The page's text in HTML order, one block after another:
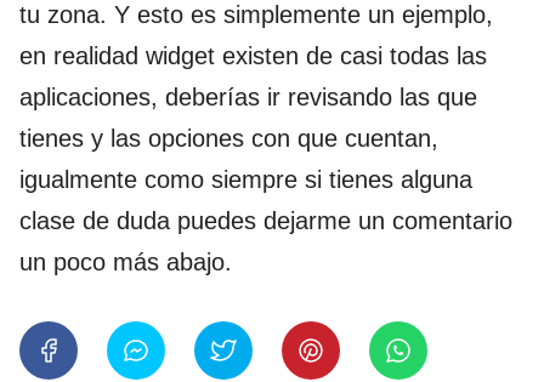
tu zona. Y esto es simplemente un ejemplo,
en realidad widget existen de casi todas las
aplicaciones, deberías ir revisando las que
tienes y las opciones con que cuentan,
igualmente como siempre si tienes alguna
clase de duda puedes dejarme un comentario
un poco más abajo.